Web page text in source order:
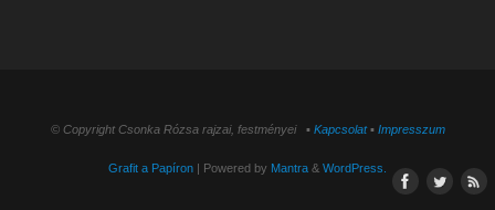
© Copyright Csonka Rózsa rajzai, festményei ▪ Kapcsolat▪ Impresszum
Grafit a Papíron | Powered by Mantra & WordPress.